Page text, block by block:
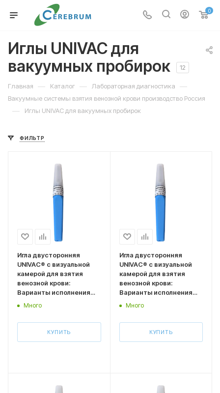
0
Иглы UNIVAC для
вакуумных пробирок
12
Главная — Каталог — Лабораторная диагностика —
Вакуумные системы взятия венозной крови производство Россия
— Иглы UNIVAC для вакуумных пробирок
ФИЛЬТР
Игла двусторонняя
UNIVAC® с визуальной
камерой для взятия
венозной крови:
Варианты исполнения
Размер 0,6*32 мм
Много
КУПИТЬ
Игла двусторонняя
UNIVAC® с визуальной
камерой для взятия
венозной крови:
Варианты исполнения
Размер 0,6*38 мм
Много
КУПИТЬ